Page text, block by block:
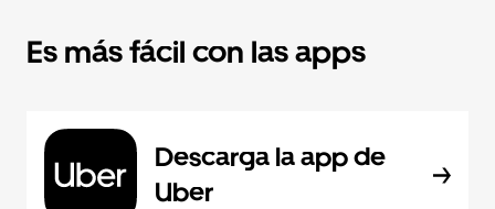
Es más fácil con las apps
Descarga la app de
Uber